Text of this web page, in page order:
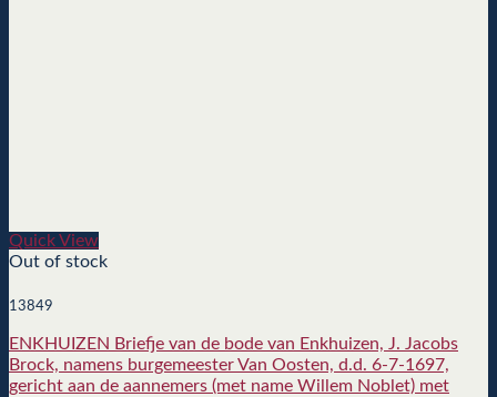
Quick View
Out of stock
13849
ENKHUIZEN Briefje van de bode van Enkhuizen, J. Jacobs
Brock, namens burgemeester Van Oosten, d.d. 6-7-1697,
gericht aan de aannemers (met name Willem Noblet) met